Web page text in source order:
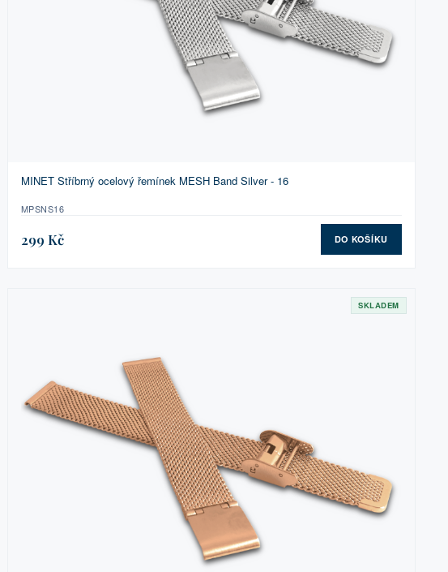
MINET Stříbrný ocelový řemínek MESH Band Silver - 16
MPSNS16
299 Kč DO KOŠÍKU
SKLADEM